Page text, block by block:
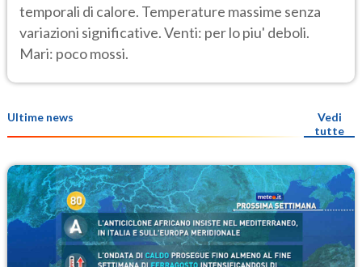
temporali di calore. Temperature massime senza
variazioni significative. Venti: per lo piu' deboli.
Mari: poco mossi.
Ultime news
Vedi
tutte